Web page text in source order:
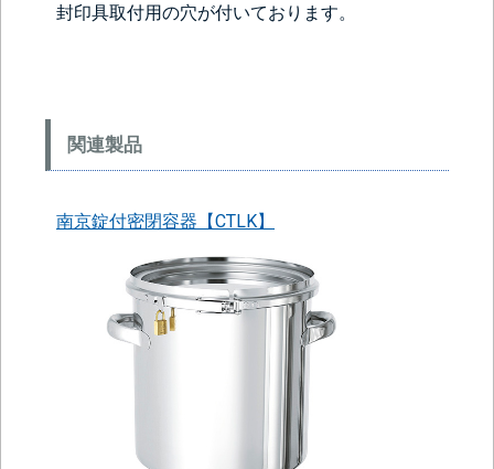
封印具取付用の穴が付いております。
関連製品
南京錠付密閉容器【CTLK】